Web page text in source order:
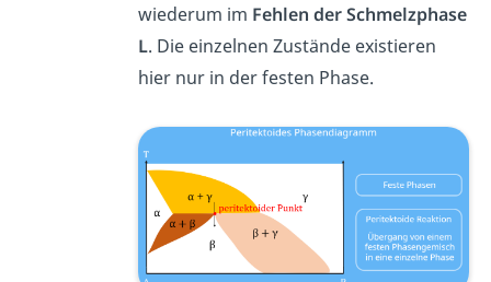
wiederum im Fehlen der Schmelzphase
L. Die einzelnen Zustände existieren
hier nur in der festen Phase.